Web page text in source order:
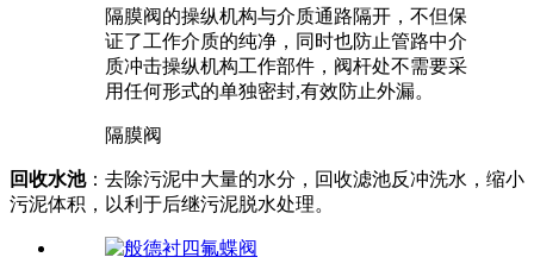
隔膜阀的操纵机构与介质通路隔开，不但保
证了工作介质的纯净，同时也防止管路中介
质冲击操纵机构工作部件，阀杆处不需要采
用任何形式的单独密封,有效防止外漏。
隔膜阀
回收水池：去除污泥中大量的水分，回收滤池反冲洗水，缩小
污泥体积，以利于后继污泥脱水处理。